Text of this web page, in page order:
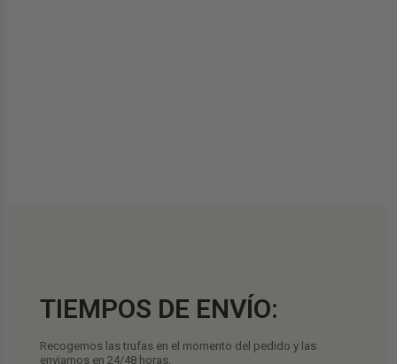
TIEMPOS DE ENVÍO:
Recogemos las trufas en el momento del pedido y las
enviamos en 24/48 horas.